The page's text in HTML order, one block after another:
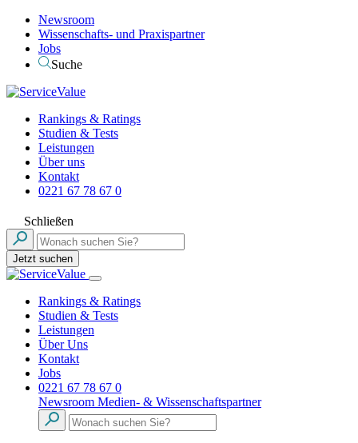
Newsroom
Wissenschafts- und Praxispartner
Jobs
Suche
Rankings & Ratings
Studien & Tests
Leistungen
Über uns
Kontakt
0221 67 78 67 0
Schließen
Jetzt suchen
Rankings & Ratings
Studien & Tests
Leistungen
Über Uns
Kontakt
Jobs
0221 67 78 67 0
Newsroom Medien- & Wissenschaftspartner